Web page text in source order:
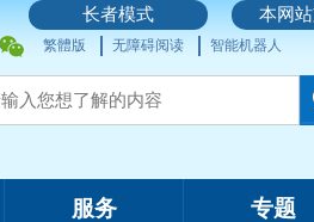
本网
长者模式
繁體版 无障碍阅读 智能机器人
服务 专题